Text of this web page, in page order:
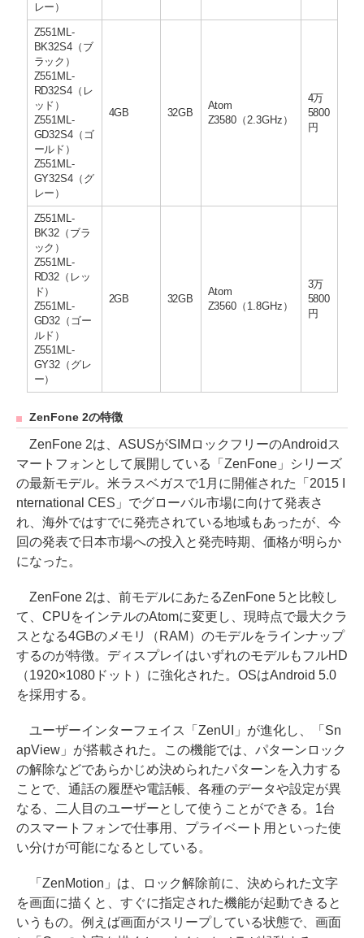
レー）
Z551ML-
BK32S4（ブ
ラック）
Z551ML-
RD32S4（レ
ッド）
Z551ML-
GD32S4（ゴ
ールド）
Z551ML-
GY32S4（グ
レー）
4GB 32GB
Atom
Z3580（2.3GHz）
4万
5800
円
Z551ML-
BK32（ブラ
ック）
Z551ML-
RD32（レッ
ド）
Z551ML-
GD32（ゴー
ルド）
Z551ML-
GY32（グレ
ー）
2GB 32GB
Atom
Z3560（1.8GHz）
3万
5800
円
ZenFone 2の特徴
ZenFone 2は、ASUSがSIMロックフリーのAndroidス
マートフォンとして展開している「ZenFone」シリーズ
の最新モデル。米ラスベガスで1月に開催された「2015 I
nternational CES」でグローバル市場に向けて発表さ
れ、海外ではすでに発売されている地域もあったが、今
回の発表で日本市場への投入と発売時期、価格が明らか
になった。
ZenFone 2は、前モデルにあたるZenFone 5と比較し
て、CPUをインテルのAtomに変更し、現時点で最大クラ
スとなる4GBのメモリ（RAM）のモデルをラインナップ
するのが特徴。ディスプレイはいずれのモデルもフルHD
（1920×1080ドット）に強化された。OSはAndroid 5.0
を採用する。
ユーザーインターフェイス「ZenUI」が進化し、「Sn
apView」が搭載された。この機能では、パターンロック
の解除などであらかじめ決められたパターンを入力する
ことで、通話の履歴や電話帳、各種のデータや設定が異
なる、二人目のユーザーとして使うことができる。1台
のスマートフォンで仕事用、プライベート用といった使
い分けが可能になるとしている。
「ZenMotion」は、ロック解除前に、決められた文字
を画面に描くと、すぐに指定された機能が起動できると
いうもの。例えば画面がスリープしている状態で、画面